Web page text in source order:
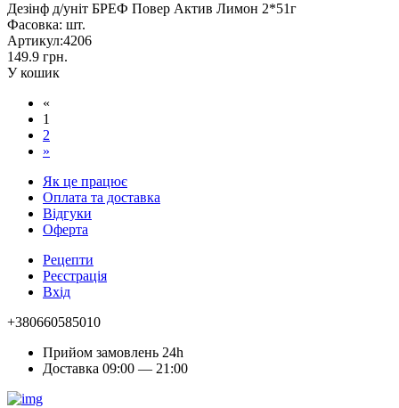
Дезінф д/уніт БРЕФ Повер Актив Лимон 2*51г
Фасовка: шт.
Артикул:4206
149.9 грн.
У кошик
«
1
2
»
Як це працює
Оплата та доставка
Відгуки
Оферта
Рецепти
Реєстрація
Вхід
+380660585010
Прийом замовлень 24h
Доставка 09:00 — 21:00